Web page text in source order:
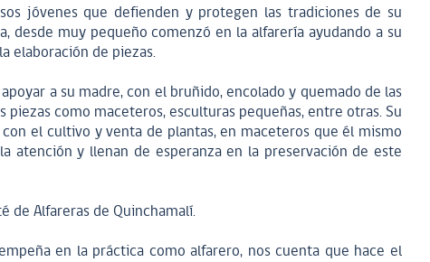
jóvenes que defienden y protegen las tradiciones de su
desde muy pequeño comenzó en la alfarería ayudando a su
elaboración de piezas.
a su madre, con el bruñido, encolado y quemado de las
piezas como maceteros, esculturas pequeñas, entre otras. Su
el cultivo y venta de plantas, en maceteros que él mismo
atención y llenan de esperanza en la preservación de este
de Alfareras de Quinchamalí.
en la práctica como alfarero, nos cuenta que hace el